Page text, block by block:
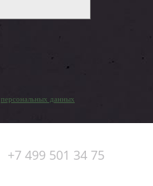
персональных данных
+7 499 501 34 75